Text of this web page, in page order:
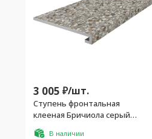
3 005 ₽/шт.
Ступень фронтальная
клееная Бричиола серый
матовый обрезной 33x60x0,9
В наличии